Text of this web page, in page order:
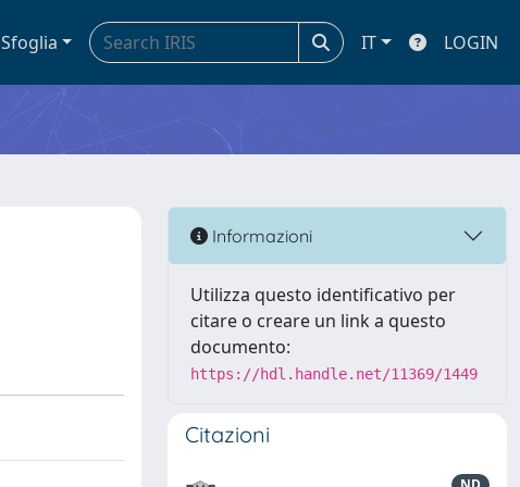
Sfoglia IT LOGIN
Informazioni
Utilizza questo identificativo per
citare o creare un link a questo
documento:
https://hdl.handle.net/11369/1449
Citazioni